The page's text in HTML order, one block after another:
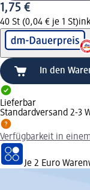
1,75 €
40 St (0,04 € je 1 St)
In den
Lieferbar
Standardversand 2-3
Verfügbarkeit in
Je 2 Euro